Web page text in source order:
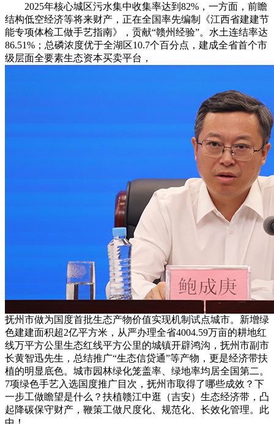
2025年核心城区污水集中收集率达到82%，一方面，前瞻
结构低空经济等将来财产，正在全国率先编制《江西省建建节
能专项体检工做手艺指南》，贡献“赣州经验”。水土连结率达
86.51%；总磷浓度优于全湖区10.7个百分点，建成全省首个市
级层面全要素生态资本买卖平台，
抚州市做为国度首批生态产物价值实现机制试点城市。新增绿
色建建面积超2亿平方米，从严办理全省4004.59万亩的耕地红
线万平方公里生态红线平方公里的城镇开辟鸿沟，抚州市副市
长黄智迅先生，总结推广“生态信贷通”等产物，更是经济带扶
植的明显底色。城市园林绿化笼盖率、绿地率均居全国第二。
7项绿色手艺入选国度推广目次，抚州市取得了哪些成效？下
一步工做瞻望是什么？扶植赣江中逛（吉安）生态经济带，凸
起降碳保守财产，鞭策工做尺度化、规范化、长效化管理。此